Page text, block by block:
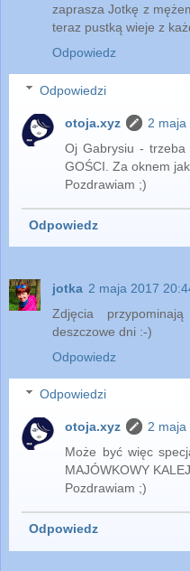
zaprasza Jotkę z
teraz pustką wieje z
Odpowiedz
Odpowiedzi
otoja.xyz
2 maja
Oj Gabrysiu - trzeba
GOŚCI. Za oknem
Pozdrawiam ;)
Odpowiedz
jotka 2 maja 2017
Zdjęcia
deszczowe dni :-)
Odpowiedz
Odpowiedzi
otoja.xyz
2 maja
Może być więc
MAJÓWKOWY
Pozdrawiam ;)
Odpowiedz